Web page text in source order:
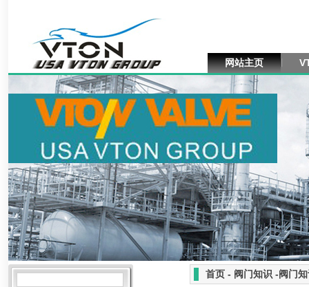
网站主页
首页 - 阀门知识 -阀门